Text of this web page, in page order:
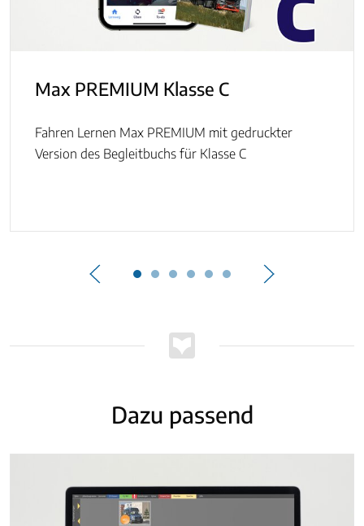
Max PREMIUM Klasse C
Fahren Lernen Max PREMIUM mit gedruckter
Version des Begleitbuchs für Klasse C
Dazu passend